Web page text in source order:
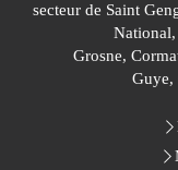
secteur de Saint
Grosne,
Guye,